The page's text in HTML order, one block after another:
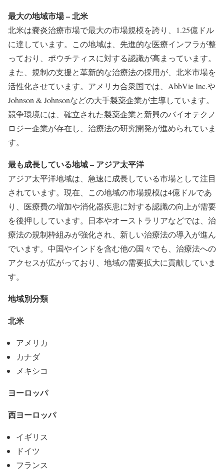
最大の地域市場 – 北米
北米は嚢炎治療市場で最大の市場規模を誇り、1.25億ドル
に達しています。この地域は、先進的な医療インフラが整
っており、ポウチティスに対する認識が高まっています。
また、規制の支援と革新的な治療法の採用が、北米市場を
活性化させています。アメリカ合衆国では、AbbVie Inc.や
Johnson & Johnsonなどの大手製薬企業が主導しています。
競争環境には、確立された製薬企業と新興のバイオテクノ
ロジー企業が存在し、治療法の研究開発が進められていま
す。
最も成長している地域 – アジア太平洋
アジア太平洋地域は、急速に成長している市場として注目
されています。現在、この地域の市場規模は4億ドルであ
り、医療費の増加や消化器疾患に対する認識の向上が需要
を後押ししています。日本やオーストラリアなどでは、治
療法の規制枠組みが強化され、新しい治療法の導入が進ん
でいます。中国やインドを含む他の国々でも、治療法への
アクセスが広がっており、地域の需要拡大に貢献していま
す。
地域別分類
北米
アメリカ
カナダ
メキシコ
ヨーロッパ
西ヨーロッパ
イギリス
ドイツ
フランス